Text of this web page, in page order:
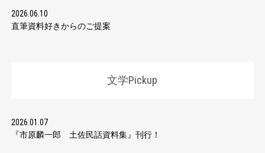
2026.06.10
直筆資料好きからのご提案
文学Pickup
2026.01.07
『市原麟一郎 土佐民話資料集』刊行！